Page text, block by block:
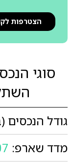
הצטרפות
סוגי
גודל הנכסים
מדד שארפ: